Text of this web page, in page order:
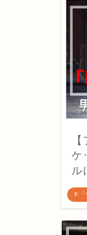
F.「
ケ
ル